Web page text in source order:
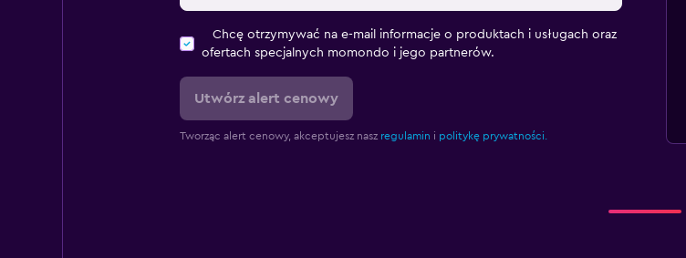
Chcę otrzymywać na e-mail informacje o produktach i usługach oraz
ofertach specjalnych momondo i jego partnerów.
Utwórz alert cenowy
Tworząc alert cenowy, akceptujesz nasz regulamin i politykę prywatności.